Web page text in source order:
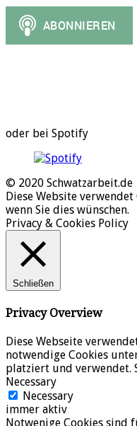
oder bei Spotify
© 2020 Schwatzarbeit.de
Diese Website
wenn Sie dies wünschen.
Privacy & Cookies Policy
Schließen
Privacy Overview
Diese Webseite
notwendige Cookies
platziert und verwendet.
Necessary
Necessary
immer aktiv
Notwenige Cookies sind